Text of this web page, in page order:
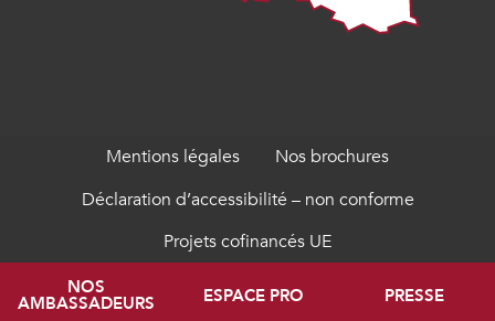
Mentions légales
Nos brochures
Déclaration d’accessibilité – non conforme
Projets cofinancés UE
NOS
AMBASSADEURS ESPACE PRO PRESSE